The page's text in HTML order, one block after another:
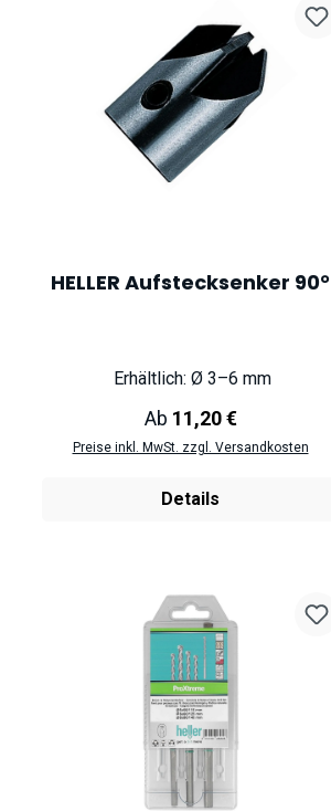
HELLER Aufstecksenker 90°
Erhältlich: Ø 3–6 mm
Regulärer Preis:
Ab 11,20 €
Preise inkl. MwSt. zzgl. Versandkosten
Details